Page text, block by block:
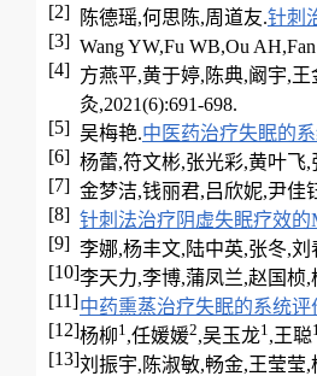
[2]
陈德瑶,何思陈,周道友.针刺
[3] Wang YW,Fu WB,Ou
[4] 方燕平,黄于婷,陈典,阚宇,
灸,2021(6):691-698.
[5] 吴梅艳.中医药治疗失眠的
[6] 杨蕾,符文彬,张光彩,黄叶飞,
[7] 金梦洁,钱丽君,吕欣妮,尹佳
[8] 针刺法治疗阴虚失眠疗效的
[9] 李娜,杨丰文,陆中英,张冬,刘
[10]李天力,李博,蒲凤兰,赵国桢
[11]中药熏蒸治疗失眠的系统评
[12]杨柳1 ,任媛媛2,吴玉龙1 ,王聪1
[13]刘振宇,陈淑敏,畅金,王莹莹,